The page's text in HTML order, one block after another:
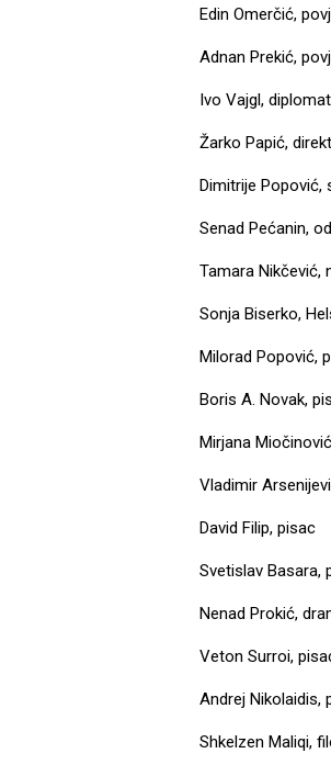
Edin Omerčić,
Adnan Prekić,
Ivo Vajgl,
Žarko Papić,
Dimitrije Popović,
Senad Pećanin,
Tamara Nikčević,
Sonja Biserko,
Milorad Popović,
Boris A. Novak,
Mirjana
Vladimir
David Filip, pisac
Svetislav Basara,
Nenad Prokić,
Veton Surroi,
Andrej Nikolaidis,
Shkelzen Maliqi,